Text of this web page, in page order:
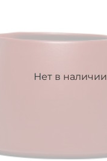
Нет в наличии